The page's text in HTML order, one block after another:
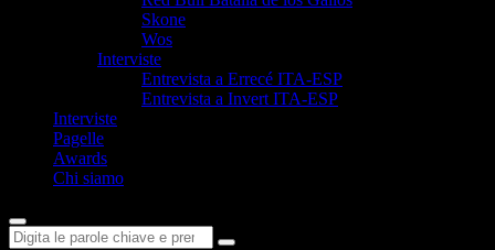
Skone
Wos
Interviste
Entrevista a Errecé ITA-ESP
Entrevista a Invert ITA-ESP
Interviste
Pagelle
Awards
Chi siamo
Cerca: